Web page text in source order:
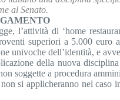
al Senato.
l’attività di ‘home
superiori a 5.000 euro
univoche dell’identità, e
della nuova
soggette a procedura
si applicheranno nel caso